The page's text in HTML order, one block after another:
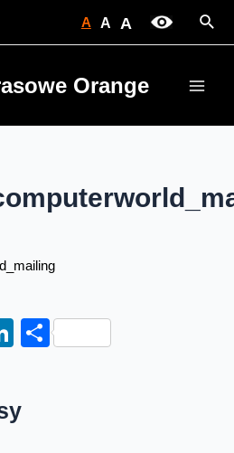
A A A
Orange
LinkedIn
Share